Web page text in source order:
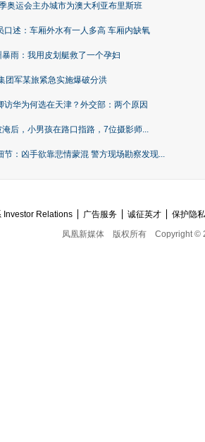
奥运会主办城市为澳大利亚布里斯班
口述：车厢外水有一人多高 车厢内缺氧
雨：我用皮划艇救了一个孕妇
团军某旅紧急实施爆破分洪
访华为何选在天津？外交部：两个原因
后，小男孩在路口指路，7位摄影师...
节：凶手欲靠悲情蒙混 警方现场勘察发现...
Investor Relations 广告服务 诚征英才
保护隐
凤凰新媒体
版权所有 Copyright ©